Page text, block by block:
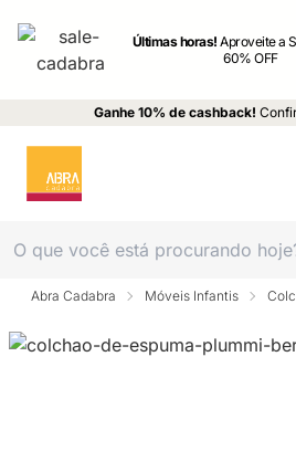
Últimas horas!Aproveite a
60% OFF
Ganhe 10% de cashback!
Abra Cadabra Móveis Infantis